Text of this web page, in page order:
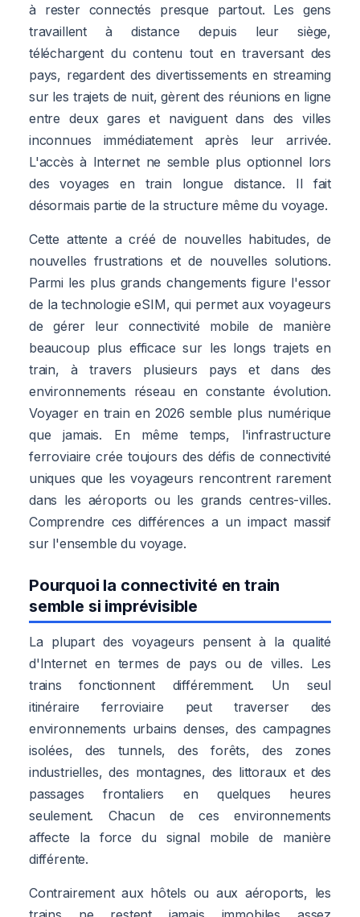
à rester connectés presque partout. Les gens
travaillent à distance depuis leur siège,
téléchargent du contenu tout en traversant des
pays, regardent des divertissements en streaming
sur les trajets de nuit, gèrent des réunions en ligne
entre deux gares et naviguent dans des villes
inconnues immédiatement après leur arrivée.
L'accès à Internet ne semble plus optionnel lors
des voyages en train longue distance. Il fait
désormais partie de la structure même du voyage.
Cette attente a créé de nouvelles habitudes, de
nouvelles frustrations et de nouvelles solutions.
Parmi les plus grands changements figure l'essor
de la technologie eSIM, qui permet aux voyageurs
de gérer leur connectivité mobile de manière
beaucoup plus efficace sur les longs trajets en
train, à travers plusieurs pays et dans des
environnements réseau en constante évolution.
Voyager en train en 2026 semble plus numérique
que jamais. En même temps, l'infrastructure
ferroviaire crée toujours des défis de connectivité
uniques que les voyageurs rencontrent rarement
dans les aéroports ou les grands centres-villes.
Comprendre ces différences a un impact massif
sur l'ensemble du voyage.
Pourquoi la connectivité en train
semble si imprévisible
La plupart des voyageurs pensent à la qualité
d'Internet en termes de pays ou de villes. Les
trains fonctionnent différemment. Un seul
itinéraire ferroviaire peut traverser des
environnements urbains denses, des campagnes
isolées, des tunnels, des forêts, des zones
industrielles, des montagnes, des littoraux et des
passages frontaliers en quelques heures
seulement. Chacun de ces environnements
affecte la force du signal mobile de manière
différente.
Contrairement aux hôtels ou aux aéroports, les